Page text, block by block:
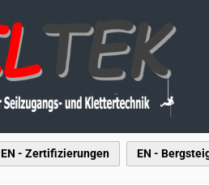
EN - Zertifizierungen EN -